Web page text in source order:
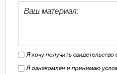
Я хочу получить свидетельство
Я ознакомлен и принимаю